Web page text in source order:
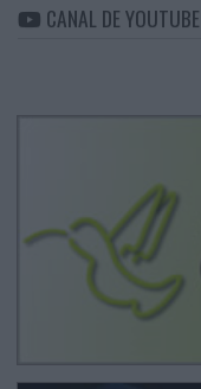
CANAL DE YOUTUBE